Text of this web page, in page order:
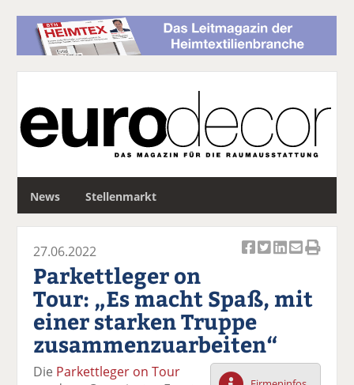
News Stellenmarkt
c
k
el
a
uf
F
k
el
wi
tt
k
a
uf
Li
k
E
k
ck
27.06.2022
Parkettleger on
Tour: „Es macht Spaß, mit
einer starken Truppe
zusammenzuarbeiten“
Die Parkettleger on Tour